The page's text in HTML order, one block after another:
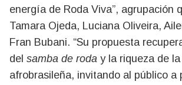
energía de Roda Viva”, agrupación
Tamara Ojeda, Luciana Oliveira,
Fran Bubani. “Su propuesta
del samba de roda y la riqueza de
afrobrasileña, invitando al público a